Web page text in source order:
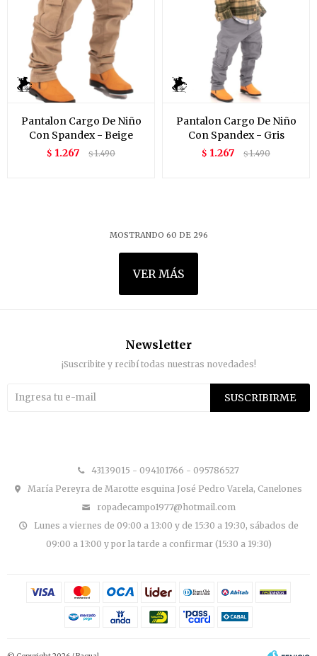
Pantalon Cargo De Niño
Con Spandex - Beige
$ 1.267 $1.490
Pantalon Cargo De Niño
Con Spandex - Gris
$ 1.267 $1.490
MOSTRANDO 60 DE 296
VER MÁS
43139015 - 094101766 - 095786527
María Pereyra de Marotte esquina José Pedro Varela, Canelones
ropadecampo1977@hotmail.com
Lunes a viernes de 09:00 a 13:00 y de 15:30 a 19:30, sábados de
09:00 a 13:00 y por la tarde a confirmar (15:30 a 19:30)
Newsletter
¡Suscribite y recibí todas nuestras novedades!
SUSCRIBIRME